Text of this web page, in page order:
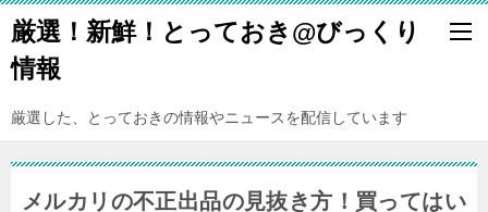
厳選！新鮮！とっておき@びっくり
情報
厳選した、とっておきの情報やニュースを配信しています
メルカリの不正出品の見抜き方！買ってはい